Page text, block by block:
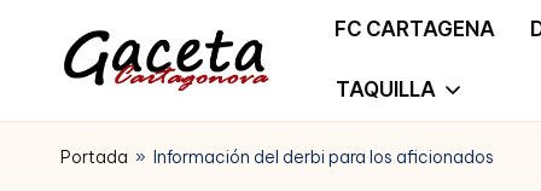
Saltar
al
G
a
Gaceta
Cartagonova,
FC CARTAGENA
TAQUILLA
Portada » Información del derbi para los aficionados